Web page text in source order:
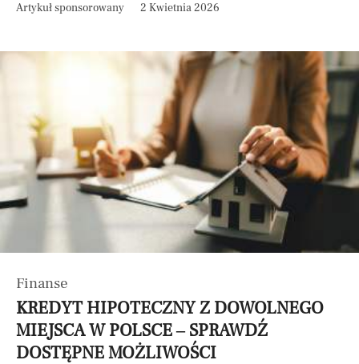
Artykuł sponsorowany 2 Kwietnia 2026
Finanse
KREDYT HIPOTECZNY Z DOWOLNEGO
MIEJSCA W POLSCE – SPRAWDŹ
DOSTĘPNE MOŻLIWOŚCI